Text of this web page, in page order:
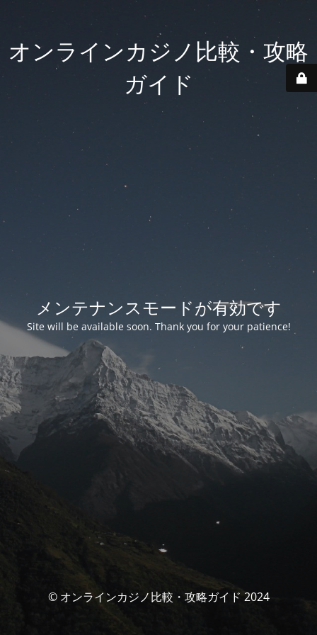
オンラインカジノ比較・攻略
ガイド
メンテナンスモードが有効です
Site will be available soon. Thank you for your patience!
© オンラインカジノ比較・攻略ガイド 2024